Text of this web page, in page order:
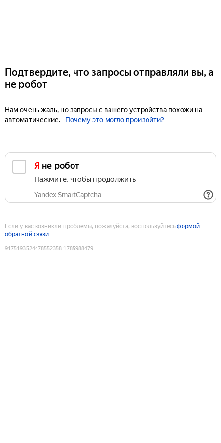
Подтвердите, что запросы отправляли вы, а
не робот
Нам очень жаль, но запросы с вашего устройства похожи на
автоматические.
Почему это могло произойти?
Я не робот
Нажмите, чтобы продолжить
Yandex SmartCaptcha
Если у вас возникли проблемы, пожалуйста, воспользуйтесьформой
обратной связи
9175193524478552358:1785988479